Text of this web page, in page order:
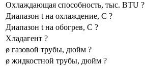
Охлаждающая способность, тыс. BTU ?
Диапазон t на охлаждение, С ?
Диапазон t на обогрев, С ?
Хладагент ?
ø газовой трубы, дюйм ?
ø жидкостной трубы, дюйм ?